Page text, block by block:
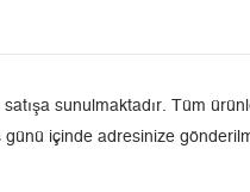
sunulmaktadır. Tüm
içinde adresinize